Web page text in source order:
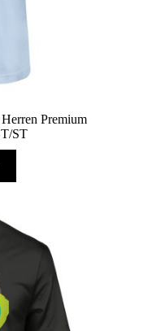
Premium
ST